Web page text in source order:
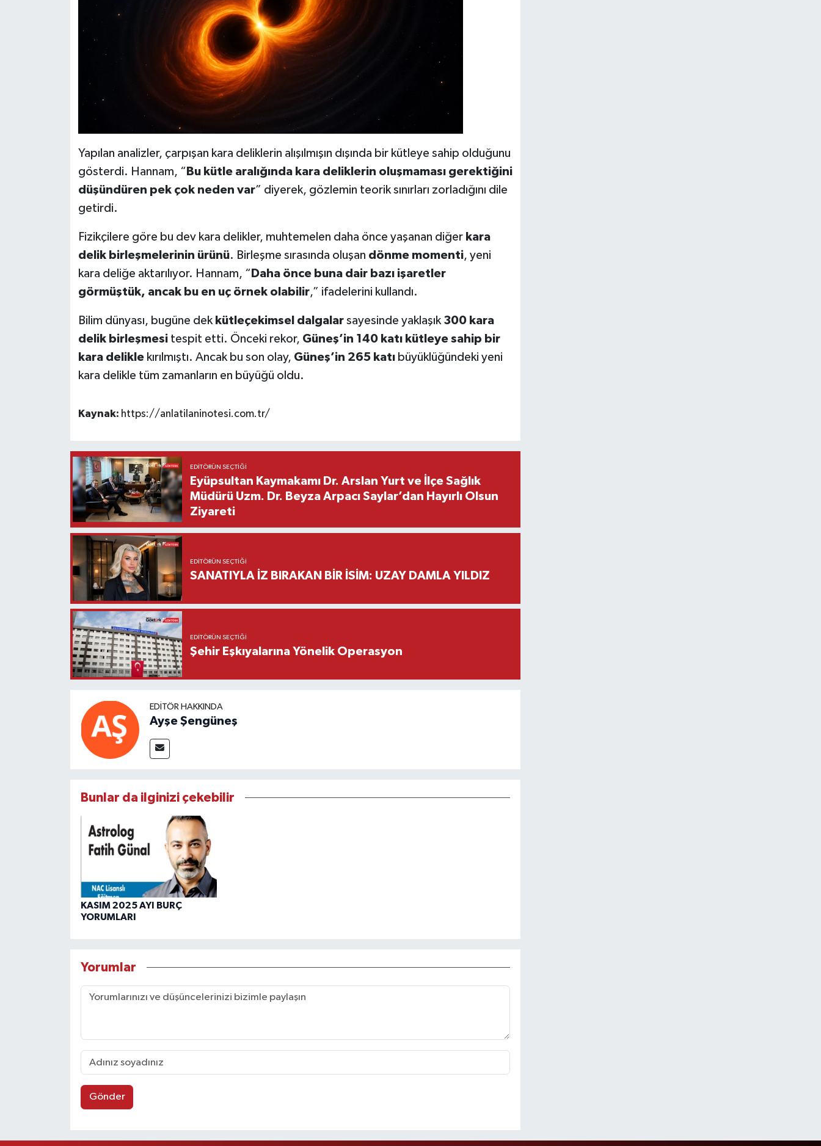
Yapılan analizler, çarpışan kara deliklerin alışılmışın dışında bir kütleye sahip olduğunu
gösterdi. Hannam, “ Bu kütle aralığında kara deliklerin oluşmaması gerektiğini
düşündüren pek çok neden var” diyerek, gözlemin teorik sınırları zorladığını dile
getirdi.
Fizikçilere göre bu dev kara delikler, muhtemelen daha önce yaşanan diğer kara
delik birleşmelerinin ürünü. Birleşme sırasında oluşan dönme momenti, yeni
kara deliğe aktarılıyor. Hannam, “ Daha önce buna dair bazı işaretler
görmüştük, ancak bu en uç örnek olabilir,” ifadelerini kullandı.
Bilim dünyası, bugüne dek kütleçekimsel dalgalarsayesinde yaklaşık 300 kara
delik birleşmesitespit etti. Önceki rekor, Güneş’in 140 katı kütleye sahip bir
kara deliklekırılmıştı. Ancak bu son olay, Güneş’in 265 katıbüyüklüğündeki yeni
kara delikle tüm zamanların en büyüğü oldu.
Kaynak: https://anlatilaninotesi.com.tr/
EDITÖRÜN SEÇTIĞI
Eyüpsultan Kaymakamı Dr. Arslan Yurt ve İlçe Sağlık
Müdürü Uzm. Dr. Beyza Arpacı Saylar’dan Hayırlı Olsun
Ziyareti
EDITÖRÜN SEÇTIĞI
SANATIYLA İZ BIRAKAN BİR İSİM: UZAY DAMLA YILDIZ
EDITÖRÜN SEÇTIĞI
Şehir Eşkıyalarına Yönelik Operasyon
EDITÖR HAKKINDA
Ayşe Şengüneş
Bunlar da ilginizi çekebilir
KASIM 2025 AYI BURÇ
YORUMLARI
Yorumlar
Gönder